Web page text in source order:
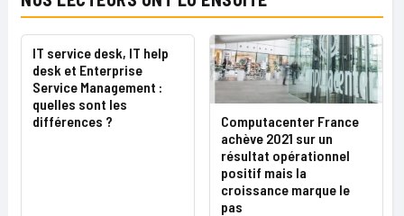
IT service desk, IT help
desk et Enterprise
Service Management :
quelles sont les
différences ?
Computacenter France
achève 2021 sur un
résultat opérationnel
positif mais la
croissance marque le
pas